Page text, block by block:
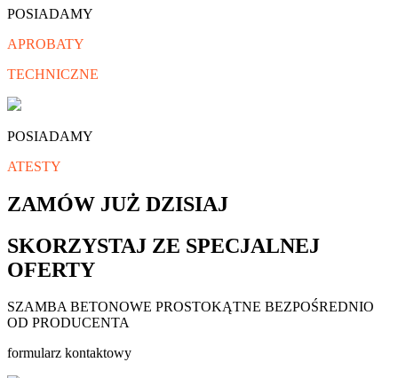
POSIADAMY
APROBATY
TECHNICZNE
POSIADAMY
ATESTY
ZAMÓW JUŻ DZISIAJ
SKORZYSTAJ ZE SPECJALNEJ
OFERTY
SZAMBA BETONOWE PROSTOKĄTNE BEZPOŚREDNIO
OD PRODUCENTA
formularz kontaktowy